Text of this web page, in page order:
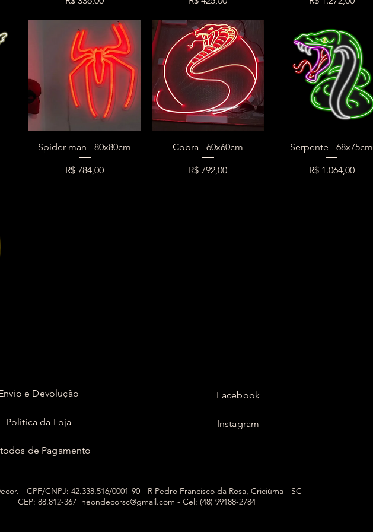
Spider-man - 80x80cm
Preço
R$ 784,00
Cobra - 60x60cm
Preço
R$ 792,00
Serpente - 68x75cm
Preço
R$ 1.064,00
e Devolução
Política da Loja
de Pagamento
Facebook
Instagram
- CPF/CNPJ: 42.338.516/0001-90 - R Pedro Francisco da Rosa, Criciúma - SC
CEP: 88.812-367 neondecorsc@gmail.com - Cel: (48) 99188-2784